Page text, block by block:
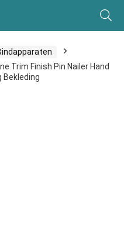
Trim Finish Pin Nailer Hand
Bekleding